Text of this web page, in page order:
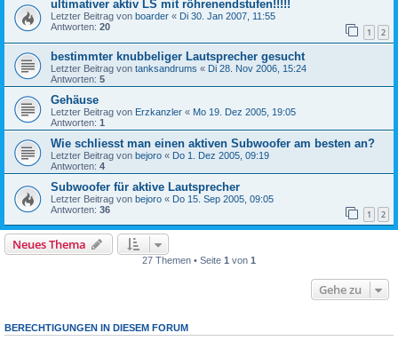
ultimativer aktiv LS mit röhrenendstufen!!!!!
Letzter Beitrag von boarder « Di 30. Jan 2007, 11:55
Antworten: 20 1 2
bestimmter knubbeliger Lautsprecher gesucht
Letzter Beitrag von tanksandrums « Di 28. Nov 2006, 15:24
Antworten: 5
Gehäuse
Letzter Beitrag von Erzkanzler « Mo 19. Dez 2005, 19:05
Antworten: 1
Wie schliesst man einen aktiven Subwoofer am besten an?
Letzter Beitrag von bejoro « Do 1. Dez 2005, 09:19
Antworten: 4
Subwoofer für aktive Lautsprecher
Letzter Beitrag von bejoro « Do 15. Sep 2005, 09:05
Antworten: 36 1 2
Neues Thema
27 Themen • Seite 1 von 1
Gehe zu
BERECHTIGUNGEN IN DIESEM FORUM